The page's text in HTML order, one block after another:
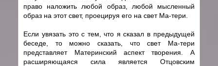
право наложить любой образ, любой мысленный
образ на этот свет, проецируя его на свет Ма-тери.
Если увязать это с тем, что я сказал в предыдущей
беседе, то можно сказать, что свет Ма-тери
представляет Материнский аспект творения. А
расширяющаяся сила является Отцовским